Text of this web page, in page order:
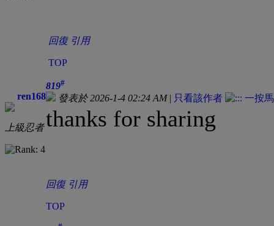
回復 引用
TOP
ren168
上級忍者
819#
發表於 2026-1-4 02:24 AM| 只看該作者
thanks for sharing
回復 引用
TOP